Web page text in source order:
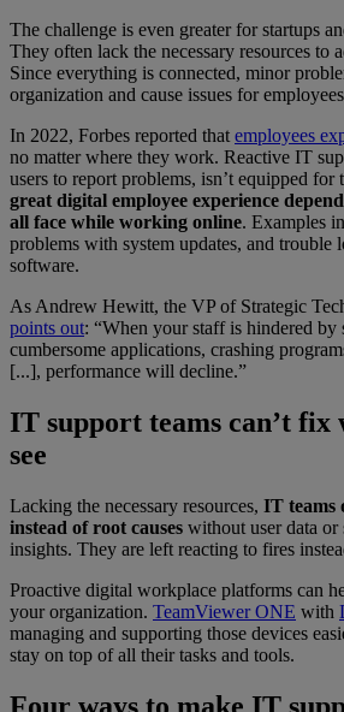
The challenge is even greater for startups
They often lack the necessary resources to
Since everything is connected, minor
organization and cause issues for
In 2022, Forbes reported that employees
no matter where they work. Reactive IT
users to report problems, isn’t equipped for
great digital employee experience
all face while working online. Examples
problems with system updates, and trouble
software.
As Andrew Hewitt, the VP of Strategic
points out: “When your staff is hindered by
cumbersome applications, crashing
[...], performance will decline.”
IT support teams can’t fix
see
Lacking the necessary resources, IT teams
instead of root causes without user data or
insights. They are left reacting to fires
Proactive digital workplace platforms can
your organization. TeamViewer ONE with
managing and supporting those devices
stay on top of all their tasks and tools.
Four ways to make IT